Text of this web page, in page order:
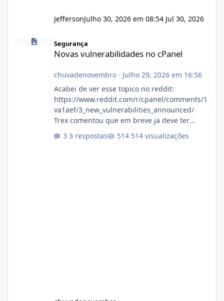
JeffersonJulho 30, 2026 em 08:54 Jul 30, 2026
Novas vulnerabilidades no cPanel
Segurança
Novas vulnerabilidades no cPanel
chuvadenovembro· Julho 29, 2026 em 16:56
Acabei de ver esse topico no reddit:
https://www.reddit.com/r/cpanel/comments/1
va1aef/3_new_vulnerabilities_announced/
Trex comentou que em breve ja deve ter
3 respostas 514 visualizações